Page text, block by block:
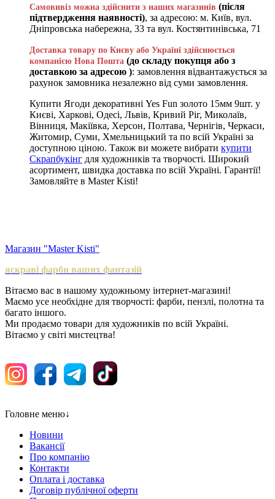
Самовивіз можна здійснити з наших магазинів (після
підтвердження наявності), за адресою: м. Київ, вул.
Дніпровська набережна, 33 та вул. Костянтинівська, 71
Доставка товару по Києву або Україні здійснюється
компанією Нова Пошта (до складу покупця або з
доставкою за адресою ): замовлення відвантажується за
рахунок замовника незалежно від суми замовлення.
Купити Ягоди декоративні Yes Fun золото 15мм 9шт. у
Києві, Харкові, Одесі, Львів, Кривий Ріг, Миколаїв,
Вінниця, Макіївка, Херсон, Полтава, Чернігів, Черкаси,
Житомир, Суми, Хмельницький та по всій Україні за
доступною ціною. Також ви можете вибрати купити
Скрапбукінг для художників та творчості. Широкий
асортимент, швидка доставка по всій Україні. Гарантії!
Замовляйте в Master Kisti!
Магазин "Master Kisti"
яскраві фарби ваших фантазій
Вітаємо вас в нашому художньому інтернет-магазині!
Маємо усе необхідне для творчості: фарби, пензлі, полотна та
багато іншого.
Ми продаємо товари для художників по всій Україні.
Вітаємо у світі мистецтва!
Головне меню↓
Новини
Вакансії
Про компанію
Контакти
Оплата і доставка
Договір публічної оферти